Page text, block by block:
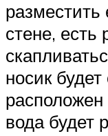
разместить
стене, есть
носик
вода будет